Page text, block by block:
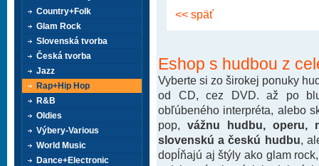
<< späť
Eshop s hudbou z
Vyberte si zo širokej ponuky
od CD, cez DVD. až po
obľúbeného interpréta, alebo
pop, vážnu hudbu, operu,
slovenskú a českú hudbu ,
dopĺňajú aj štýly ako glam
Country+Folk
Glam Rock
Slovenská tvorba
Česká tvorba
Jazz
Rap+Hip Hop
R&B
Oldies
Výbery-Various
World Music
Dance+Electronic